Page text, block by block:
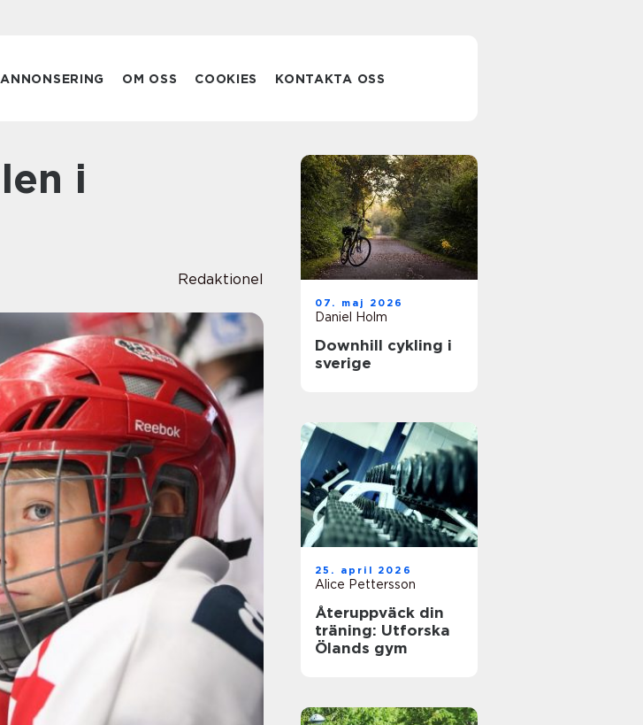
ANNONSERING OM OSS COOKIES KONTAKTA OSS
Redaktionel
07. maj 2026
Daniel Holm
Downhill cykling i
sverige
25. april 2026
Alice Pettersson
Återuppväck din
träning: Utforska
Ölands gym